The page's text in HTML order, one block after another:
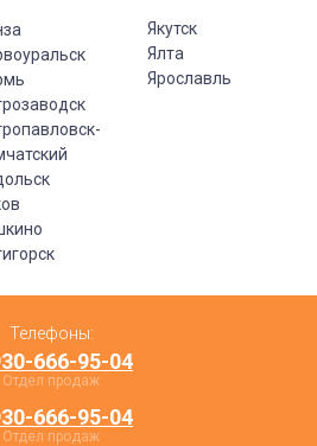
Якутск
Ялта
Ярославль
Телефоны:
666-95-04
Отдел продаж
666-95-04
Отдел продаж